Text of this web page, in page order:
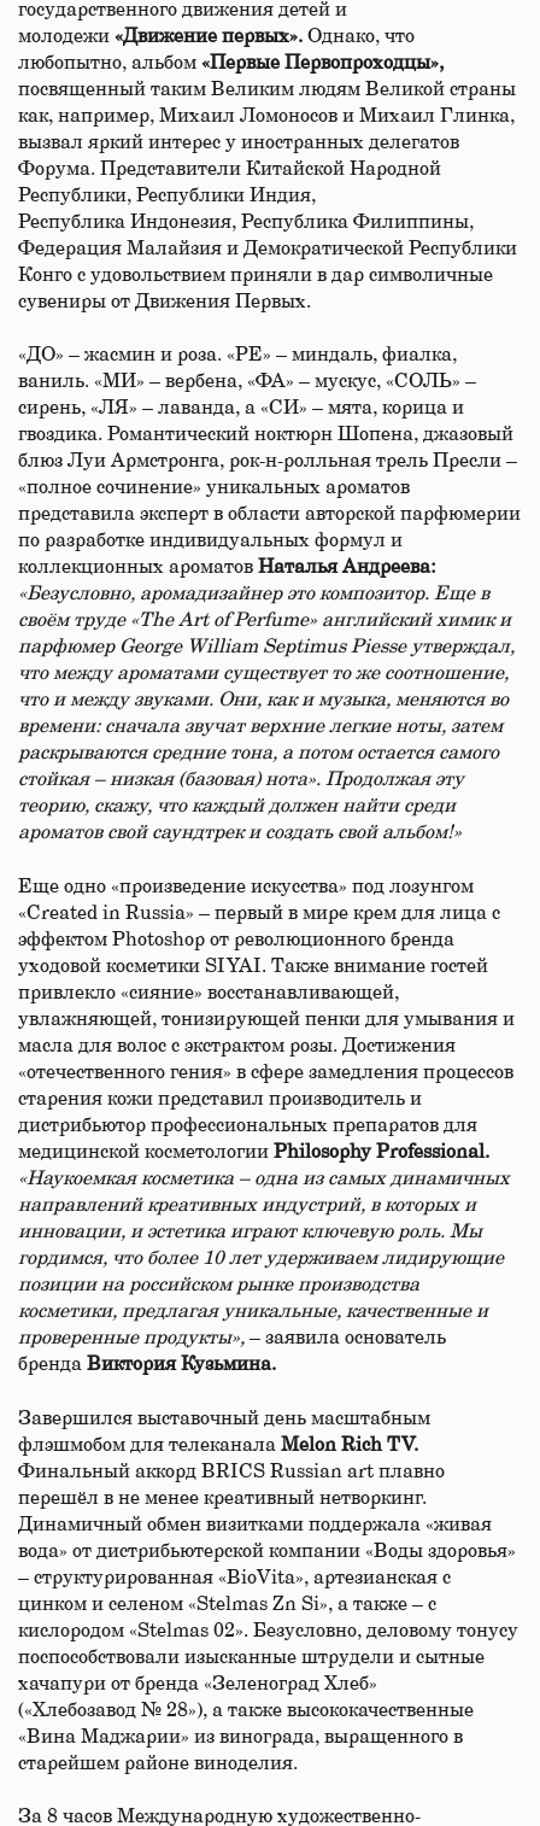
государственного движения детей и
молодежи «Движение первых». Однако, что
любопытно, альбом «Первые Первопроходцы»,
посвященный таким Великим людям Великой страны
как, например, Михаил Ломоносов и Михаил Глинка,
вызвал яркий интерес у иностранных делегатов
Форума. Представители Китайской Народной
Республики, Республики Индия,
Республика Индонезия, Республика Филиппины,
Федерация Малайзия и Демократической Республики
Конго с удовольствием приняли в дар символичные
сувениры от Движения Первых.
«ДО» – жасмин и роза. «РЕ» – миндаль, фиалка,
ваниль. «МИ» – вербена, «ФА» – мускус, «СОЛЬ» –
сирень, «ЛЯ» – лаванда, а «СИ» – мята, корица и
гвоздика. Романтический ноктюрн Шопена, джазовый
блюз Луи Армстронга, рок-н-ролльная трель Пресли –
«полное сочинение» уникальных ароматов
представила эксперт в области авторской парфюмерии
по разработке индивидуальных формул и
коллекционных ароматов Наталья Андреева:
«Безусловно, аромадизайнер это композитор. Еще в
своём труде «The Art of Perfume» английский химик и
парфюмер George William Septimus Piesse утверждал,
что между ароматами существует то же соотношение,
что и между звуками. Они, как и музыка, меняются во
времени: сначала звучат верхние легкие ноты, затем
раскрываются средние тона, а потом остается самого
стойкая – низкая (базовая) нота». Продолжая эту
теорию, скажу, что каждый должен найти среди
ароматов свой саундтрек и создать свой альбом!»
Еще одно «произведение искусства» под лозунгом
«Сreated in Russia» – первый в мире крем для лица с
эффектом Photoshop от революционного бренда
уходовой косметики SIYAI. Также внимание гостей
привлекло «сияние» восстанавливающей,
увлажняющей, тонизирующей пенки для умывания и
масла для волос с экстрактом розы. Достижения
«отечественного гения» в сфере замедления процессов
старения кожи представил производитель и
дистрибьютор профессиональных препаратов для
медицинской косметологии Philosophy Professional.
«Наукоемкая косметика – одна из самых динамичных
направлений креативных индустрий, в которых и
инновации, и эстетика играют ключевую роль. Мы
гордимся, что более 10 лет удерживаем лидирующие
позиции на российском рынке производства
косметики, предлагая уникальные, качественные и
проверенные продукты», – заявила основатель
бренда Виктория Кузьмина.
Завершился выставочный день масштабным
флэшмобом для телеканала Melon Rich TV.
Финальный аккорд BRICS Russian art плавно
перешёл в не менее креативный нетворкинг.
Динамичный обмен визитками поддержала «живая
вода» от дистрибьютерской компании «Воды здоровья»
– структурированная «BioVita», артезианская с
цинком и селеном «Stelmas Zn Si», а также – с
кислородом «Stelmas 02». Безусловно, деловому тонусу
поспособствовали изысканные штрудели и сытные
хачапури от бренда «Зеленоград Хлеб»
(«Хлебозавод № 28»), а также высококачественные
«Вина Маджарии» из винограда, выращенного в
старейшем районе виноделия.
За 8 часов Международную художественно-